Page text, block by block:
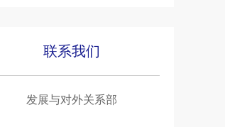
联系我们
发展与对外关系部